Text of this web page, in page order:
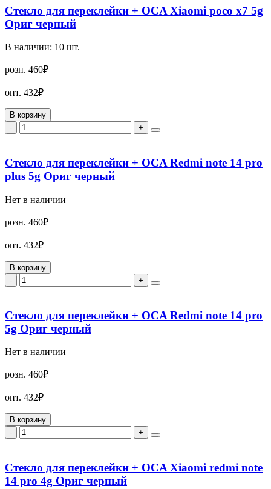
Стекло для переклейки + OCA Xiaomi poco x7 5g
Ориг черный
В наличии: 10 шт.
розн. 460₽
опт. 432₽
В корзину
-
+
Стекло для переклейки + OCA Redmi note 14 pro
plus 5g Ориг черный
Нет в наличии
розн. 460₽
опт. 432₽
В корзину
-
+
Стекло для переклейки + OCA Redmi note 14 pro
5g Ориг черный
Нет в наличии
розн. 460₽
опт. 432₽
В корзину
-
+
Стекло для переклейки + OCA Xiaomi redmi note
14 pro 4g Ориг черный